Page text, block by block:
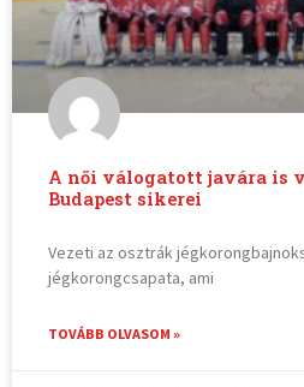
A női válogatott javára is
Budapest sikerei
Vezeti az osztrák
jégkorongcsapata, ami
TOVÁBB OLVASOM »